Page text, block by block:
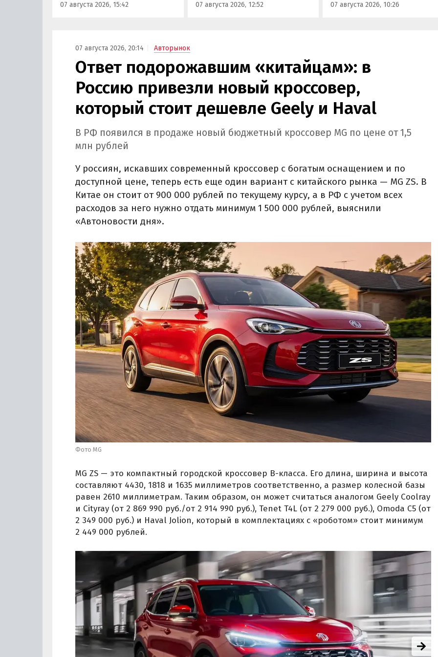
кроссовер М90.
07 августа 2026, 15:42
учредитель федерального
07 августа 2026, 12:52
000 рублей без учета
07 августа 2026, 10:26
07 августа 2026, 20:14 Авторынок
Ответ подорожавшим «китайцам»: в
Россию привезли новый кроссовер,
который стоит дешевле Geely и Haval
В РФ появился в продаже новый бюджетный кроссовер MG по цене от 1,5
млн рублей
У россиян, искавших современный кроссовер с богатым оснащением и по
доступной цене, теперь есть еще один вариант с китайского рынка — MG ZS. В
Китае он стоит от 900 000 рублей по текущему курсу, а в РФ с учетом всех
расходов за него нужно отдать минимум 1 500 000 рублей, выяснили
«Автоновости дня».
Фото MG
MG ZS — это компактный городской кроссовер B-класса. Его длина, ширина и высота
составляют 4430, 1818 и 1635 миллиметров соответственно, а размер колесной базы
равен 2610 миллиметрам. Таким образом, он может считаться аналогом Geely Coolray
и Cityray (от 2 869 990 руб./от 2 914 990 руб.), Tenet T4L (от 2 279 000 руб.), Omoda C5 (от
2 349 000 руб.) и Haval Jolion, который в комплектациях с «роботом» стоит минимум
2 449 000 рублей.